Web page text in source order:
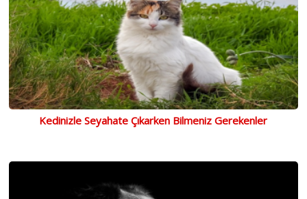
Kedinizle Seyahate Çıkarken Bilmeniz Gerekenler